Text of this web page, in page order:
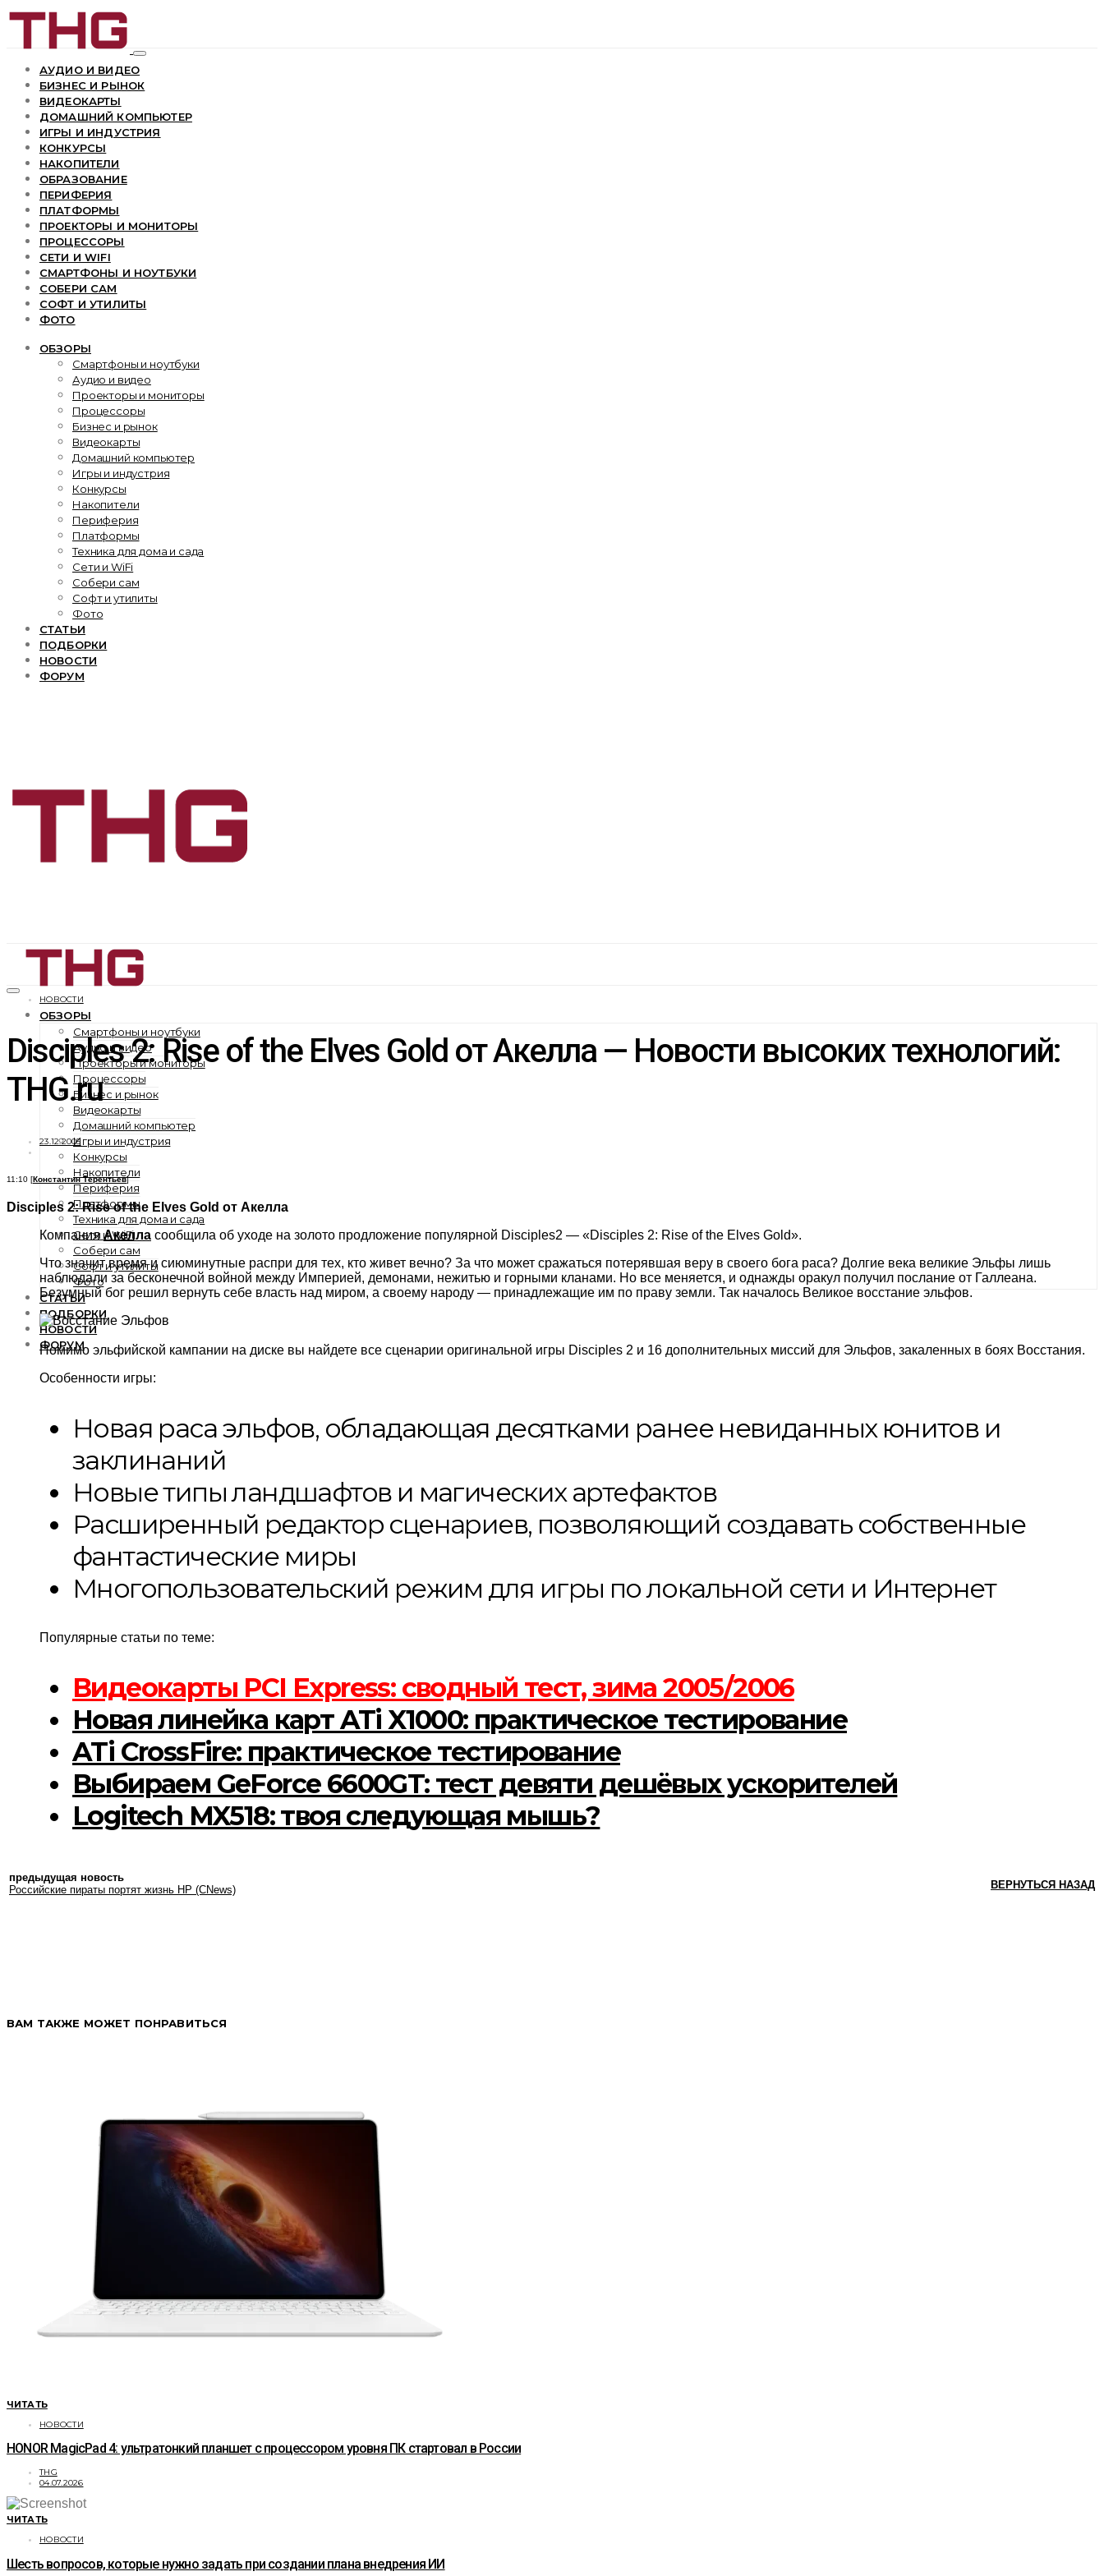
АУДИО И ВИДЕО
БИЗНЕС И РЫНОК
ВИДЕОКАРТЫ
ДОМАШНИЙ КОМПЬЮТЕР
ИГРЫ И ИНДУСТРИЯ
КОНКУРСЫ
НАКОПИТЕЛИ
ОБРАЗОВАНИЕ
ПЕРИФЕРИЯ
ПЛАТФОРМЫ
ПРОЕКТОРЫ И МОНИТОРЫ
ПРОЦЕССОРЫ
СЕТИ И WIFI
СМАРТФОНЫ И НОУТБУКИ
СОБЕРИ САМ
СОФТ И УТИЛИТЫ
ФОТО
ОБЗОРЫ
Смартфоны и ноутбуки
Аудио и видео
Проекторы и мониторы
Процессоры
Бизнес и рынок
Видеокарты
Домашний компьютер
Игры и индустрия
Конкурсы
Накопители
Периферия
Платформы
Техника для дома и сада
Сети и WiFi
Собери сам
Софт и утилиты
Фото
СТАТЬИ
ПОДБОРКИ
НОВОСТИ
ФОРУМ
ОБЗОРЫ
Смартфоны и ноутбуки
Аудио и видео
Проекторы и мониторы
Процессоры
Бизнес и рынок
Видеокарты
Домашний компьютер
Игры и индустрия
Конкурсы
Накопители
Периферия
Платформы
Техника для дома и сада
Сети и WiFi
Собери сам
Софт и утилиты
Фото
СТАТЬИ
ПОДБОРКИ
НОВОСТИ
ФОРУМ
НОВОСТИ
Disciples 2: Rise of the Elves Gold от Акелла — Новости высоких технологий:
THG.ru
23.12.2005
11:10 [Константин Терентьев]
Disciples 2: Rise of the Elves Gold от Акелла
Компания Акелла сообщила об уходе на золото продложение популярной Disciples2 — «Disciples 2: Rise of the Elves Gold».
Что значит время и сиюминутные распри для тех, кто живет вечно? За что может сражаться потерявшая веру в своего бога раса? Долгие века великие Эльфы лишь
наблюдали за бесконечной войной между Империей, демонами, нежитью и горными кланами. Но все меняется, и однажды оракул получил послание от Галлеана.
Безумный бог решил вернуть себе власть над миром, а своему народу — принадлежащие им по праву земли. Так началось Великое восстание эльфов.
Помимо эльфийской кампании на диске вы найдете все сценарии оригинальной игры Disciples 2 и 16 дополнительных миссий для Эльфов, закаленных в боях Восстания.
Особенности игры:
Новая раса эльфов, обладающая десятками ранее невиданных юнитов и
заклинаний
Новые типы ландшафтов и магических артефактов
Расширенный редактор сценариев, позволяющий создавать собственные
фантастические миры
Многопользовательский режим для игры по локальной сети и Интернет
Популярные статьи по теме:
Видеокарты PCI Express: сводный тест, зима 2005/2006
Новая линейка карт ATi X1000: практическое тестирование
ATi CrossFire: практическое тестирование
Выбираем GeForce 6600GT: тест девяти дешёвых ускорителей
Logitech MX518: твоя следующая мышь?
предыдущая новость
Российские пираты портят жизнь HP (CNews)
ВЕРНУТЬСЯ НАЗАД
ВАМ ТАКЖЕ МОЖЕТ ПОНРАВИТЬСЯ
ЧИТАТЬ
НОВОСТИ
HONOR MagicPad 4: ультратонкий планшет с процессором уровня ПК стартовал в России
THG
04.07.2026
ЧИТАТЬ
НОВОСТИ
Шесть вопросов, которые нужно задать при создании плана внедрения ИИ